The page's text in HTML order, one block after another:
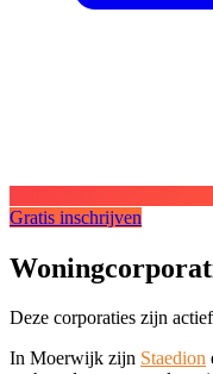
Gratis inschrijven
Deze corporaties zijn
In Moerwijk zijn Staedion